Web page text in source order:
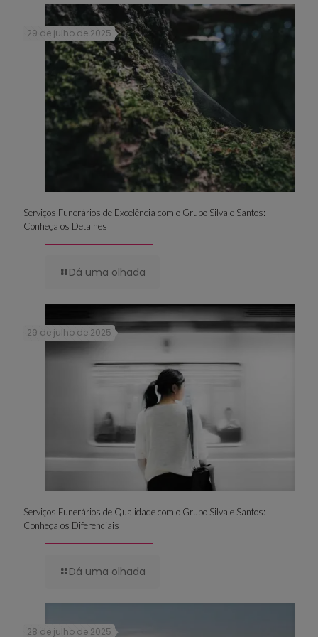
29 de julho de 2025
Serviços Funerários de Excelência com o Grupo Silva e Santos:
Conheça os Detalhes
Dá uma olhada
29 de julho de 2025
Serviços Funerários de Qualidade com o Grupo Silva e Santos:
Conheça os Diferenciais
Dá uma olhada
28 de julho de 2025